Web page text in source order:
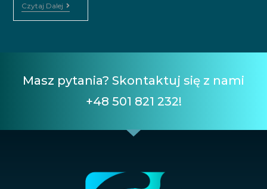
Czytaj Dalej
Masz pytania? Skontaktuj się z nami
+48 501 821 232!